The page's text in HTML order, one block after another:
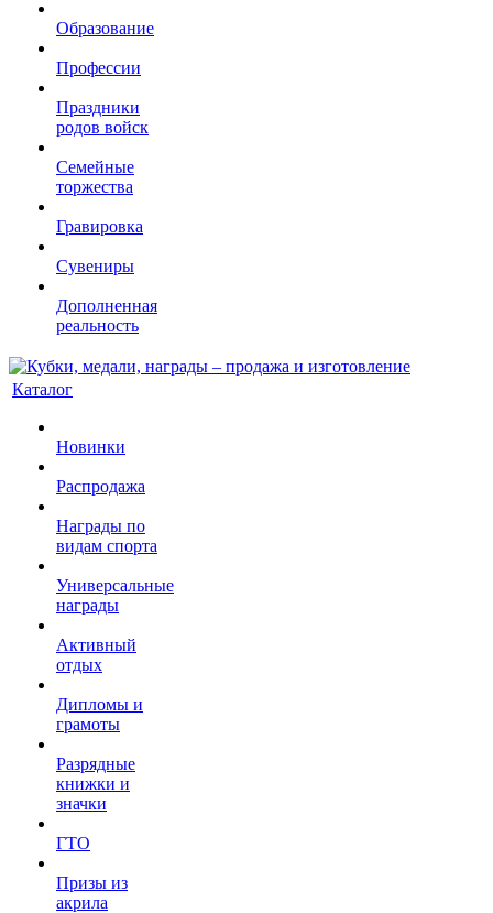
Образование
Профессии
Праздники
родов войск
Семейные
торжества
Гравировка
Сувениры
Дополненная
реальность
Каталог
Новинки
Распродажа
Награды по
видам спорта
Универсальные
награды
Активный
отдых
Дипломы и
грамоты
Разрядные
книжки и
значки
ГТО
Призы из
акрила